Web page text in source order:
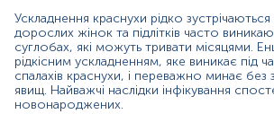
краснухи, через змогу виявлення РНК
перші дні захворювання. ПЛР-аналіз має
чутливість та специфічність, що
встановити діагноз. Крім цього,
реактивності з ревматоїдним
парвовірусу або гетерофільними
Ускладнення краснухи рідко зустрічаються
дорослих жінок та підлітків часто
суглобах, які можуть тривати місяцями.
рідкісним ускладненням, яке виникає під
спалахів краснухи, і переважно минає без
явищ. Найважчі наслідки інфікування
новонароджених.